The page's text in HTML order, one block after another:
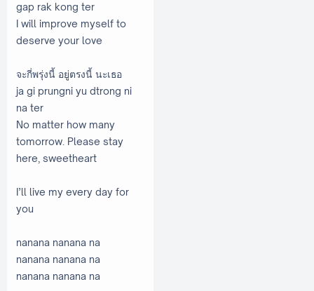
gap rak kong ter
I will improve myself to
deserve your love
จะกี่พรุ่งนี้ อยู่ตรงนี้ นะเธอ
ja gi prungni yu dtrong ni
na ter
No matter how many
tomorrow. Please stay
here, sweetheart
I’ll live my every day for
you
nanana nanana na
nanana nanana na
nanana nanana na